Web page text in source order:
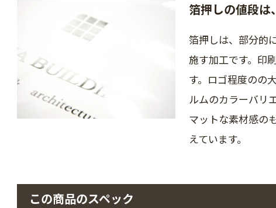
箔押しの値段は
箔押しは、部分的
施す加工です。印
す。ロゴ程度のの
ルムのカラーバリ
マットな素材感の
えています。
この商品のスペック